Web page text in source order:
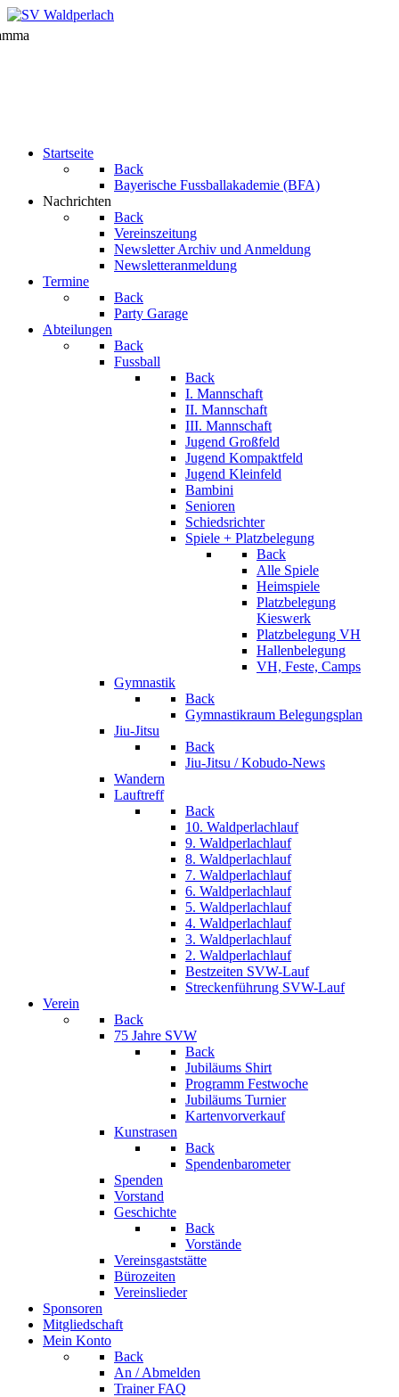
Startseite
Back
Bayerische Fussballakademie (BFA)
Nachrichten
Back
Vereinszeitung
Newsletter Archiv und Anmeldung
Newsletteranmeldung
Termine
Back
Party Garage
Abteilungen
Back
Fussball
Back
I. Mannschaft
II. Mannschaft
III. Mannschaft
Jugend Großfeld
Jugend Kompaktfeld
Jugend Kleinfeld
Bambini
Senioren
Schiedsrichter
Spiele + Platzbelegung
Back
Alle Spiele
Heimspiele
Platzbelegung
Kieswerk
Platzbelegung VH
Hallenbelegung
VH, Feste, Camps
Gymnastik
Back
Gymnastikraum Belegungsplan
Jiu-Jitsu
Back
Jiu-Jitsu / Kobudo-News
Wandern
Lauftreff
Back
10. Waldperlachlauf
9. Waldperlachlauf
8. Waldperlachlauf
7. Waldperlachlauf
6. Waldperlachlauf
5. Waldperlachlauf
4. Waldperlachlauf
3. Waldperlachlauf
2. Waldperlachlauf
Bestzeiten SVW-Lauf
Streckenführung SVW-Lauf
Verein
Back
75 Jahre SVW
Back
Jubiläums Shirt
Programm Festwoche
Jubiläums Turnier
Kartenvorverkauf
Kunstrasen
Back
Spendenbarometer
Spenden
Vorstand
Geschichte
Back
Vorstände
Vereinsgaststätte
Bürozeiten
Vereinslieder
Sponsoren
Mitgliedschaft
Mein Konto
Back
An / Abmelden
Trainer FAQ